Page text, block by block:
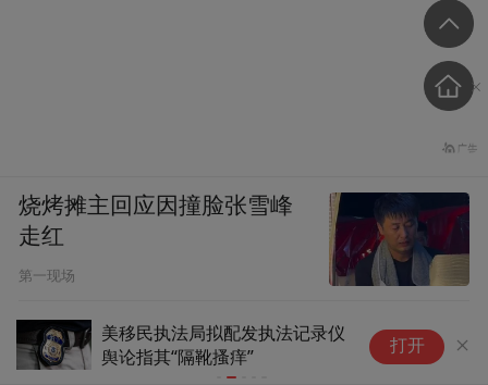
美移民执法局拟配发执法记录仪
舆论指其“隔靴搔痒”
打开
烧烤摊主回应因撞脸张雪峰
走红
第一现场